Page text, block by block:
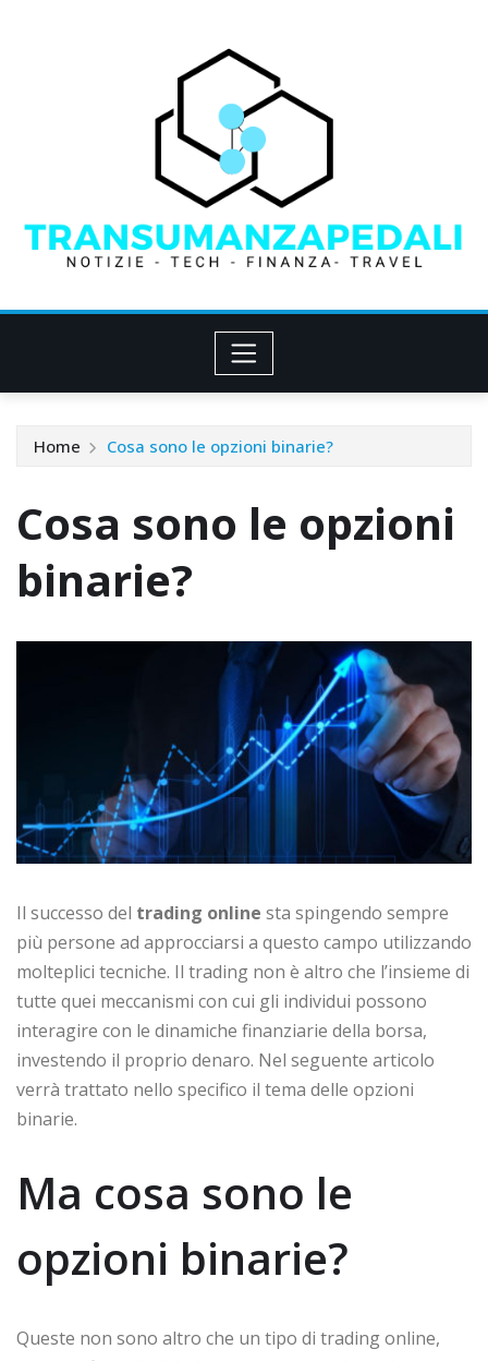
Home Cosa sono le opzioni binarie?
Cosa sono le opzioni
binarie?
Il successo del trading online sta spingendo sempre
più persone ad approcciarsi a questo campo utilizzando
molteplici tecniche. Il trading non è altro che l’insieme di
tutte quei meccanismi con cui gli individui possono
interagire con le dinamiche finanziarie della borsa,
investendo il proprio denaro. Nel seguente articolo
verrà trattato nello specifico il tema delle opzioni
binarie.
Ma cosa sono le
opzioni binarie?
Queste non sono altro che un tipo di trading online,